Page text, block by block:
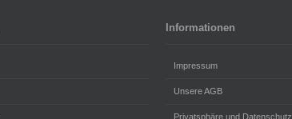
Informationen
Impressum
Unsere AGB
Privatsphäre und Datenschutz